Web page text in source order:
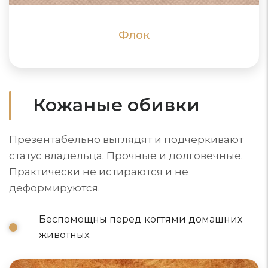
Флок
ПОДРОБНЕЕ
ПОДРОБНЕЕ
Кожаные обивки
Презентабельно выглядят и подчеркивают
статус владельца. Прочные и долговечные.
Практически не истираются и не
деформируются.
Беспомощны перед когтями домашних
животных.